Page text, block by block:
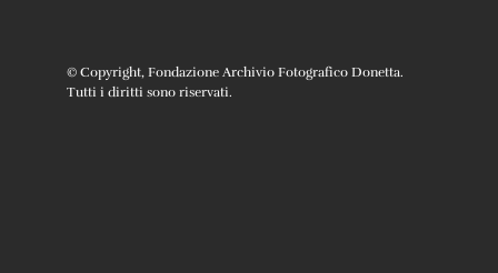
© Copyright, Fondazione Archivio Fotografico Donetta.
Tutti i diritti sono riservati.